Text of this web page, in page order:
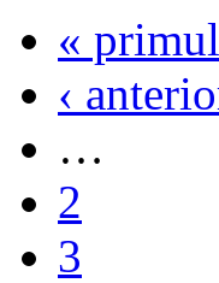
« primul
‹
…
2
3